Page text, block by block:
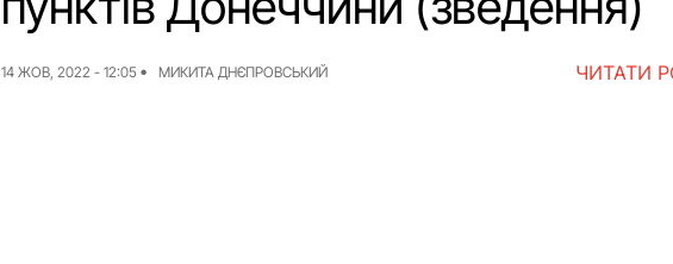
14 ЖОВ, 2022 - 12:05 МИКИТА ДНЄПРОВСЬКИЙ ЧИТАТИ